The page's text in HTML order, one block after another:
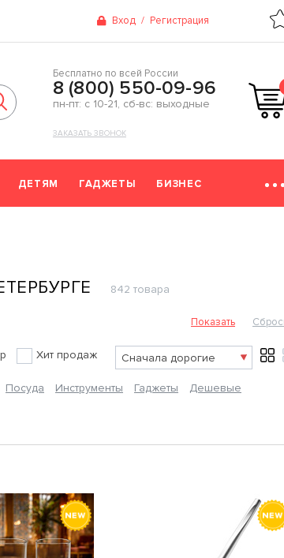
Вход / Регистрация
Бесплатно по всей России
8 (800) 550-09-96
пн-пт: с 10-21, сб-вс: выходные
ЗАКАЗАТЬ ЗВОНОК
ДЕТЯМ ГАДЖЕТЫ БИЗНЕС
842 товара
Хит продаж
Посуда Инструменты Гаджеты
Дешевые